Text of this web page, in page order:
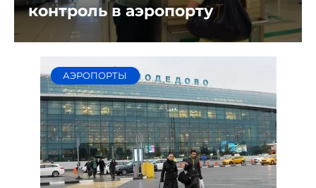
контроль в аэропорту
АЭРОПОРТЫ